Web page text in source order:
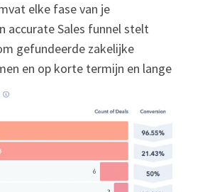
elke fase van je
accurate Sales funnel stelt
gefundeerde zakelijke
en op korte termijn en lange
in hun Sales funnel, zijn over
succesvol en groeien eerder door